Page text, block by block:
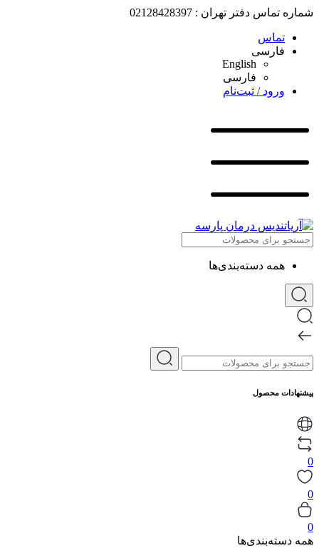
شماره تماس دفتر تهران : 02128428397
تماس
فارسی
English
فارسی
ورود / ثبت‌نام
همه دسته‌بندی‌ها
پیشنهادات محصول
0
0
0
همه دسته‌بندی‌ها